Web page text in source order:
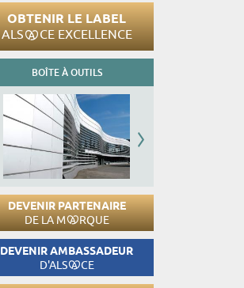
OBTENIR LE LABEL
ALS CE EXCELLENCE
BOÎTE À OUTILS
DEVENIR PARTENAIRE
DE LA M RQUE
DEVENIR AMBASSADEUR
D'ALS CE